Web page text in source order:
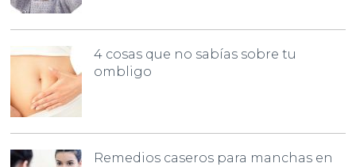
4 cosas que no sabías sobre tu
ombligo
Remedios caseros para manchas en